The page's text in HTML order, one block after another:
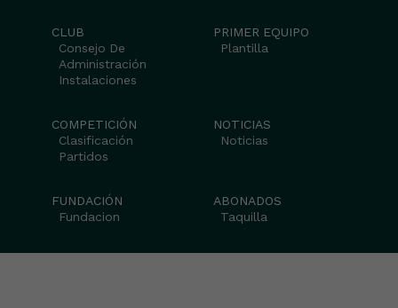
CLUB
Consejo De
Administración
Instalaciones
PRIMER EQUIPO
Plantilla
COMPETICIÓN
Clasificación
Partidos
NOTICIAS
Noticias
FUNDACIÓN
Fundacion
ABONADOS
Taquilla